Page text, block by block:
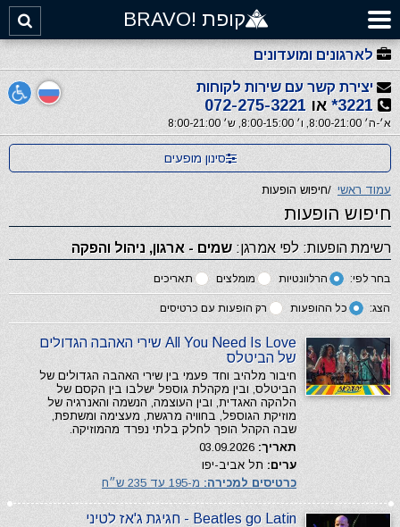
קופת !BRAVO
לארגונים ומועדונים
יצירת קשר עם שירות לקוחות
3221* או 072-275-3221
א׳-ה׳ 8:00-21:00, ו׳ 8:00-15:00, ש׳ 8:00-21:00
סינון מופעים
עמוד ראשי /חיפוש הופעות
חיפוש הופעות
רשימת הופעות: לפי אמרגן:שמים - ארגון, ניהול והפקה
בחר לפי: הרלוונטיות מומלצים תאריכים
הצג: כל ההופעות רק הופעות עם כרטיסים
All You Need Is Love שירי האהבה הגדולים
של הביטלס
חיבור מלהיב וחד פעמי בין שירי האהבה הגדולים של
הביטלס, ובין מקהלת גוספל ישלבו בין הקסם של
הלהקה האגדית, ובין העוצמה, הנשמה והאנרגיה של
מוזיקת הגוספל, בחוויה מרגשת, מעצימה ומשתפת,
שבה הקהל הופך לחלק בלתי נפרד מהמוזיקה.
תאריך:
ערים: תל אביב-יפו
כרטיסים למכירה: מ-195 עד 235 ש״ח
Beatles go Latin - חגיגת ג'אז לטיני